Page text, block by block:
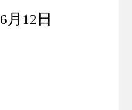
6 月 1 2 日